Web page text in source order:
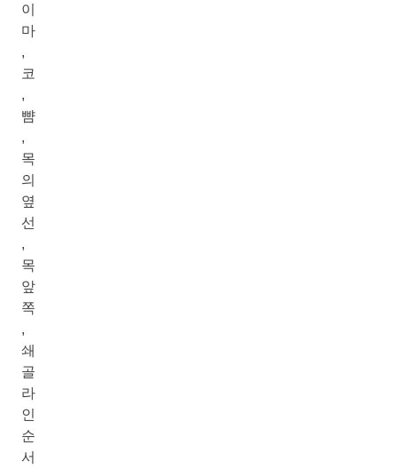
이
마
,
코
,
뺨
,
목
의
옆
선
,
목
앞
쪽
,
쇄
골
라
인
순
서